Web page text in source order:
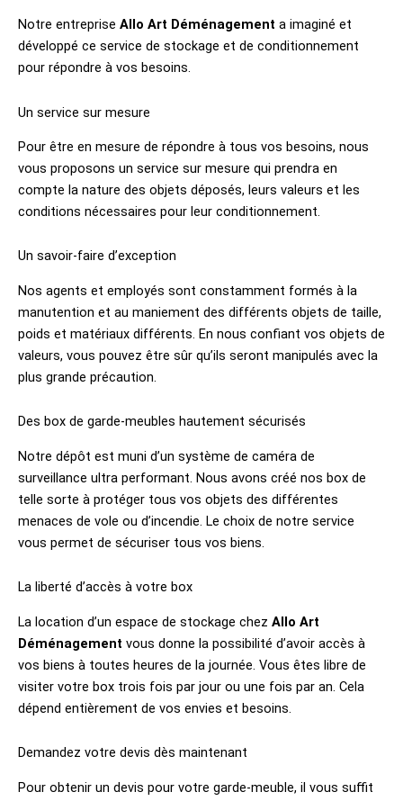
Notre entreprise Allo Art Déménagement a imaginé et
développé ce service de stockage et de conditionnement
pour répondre à vos besoins.
Un service sur mesure
Pour être en mesure de répondre à tous vos besoins, nous
vous proposons un service sur mesure qui prendra en
compte la nature des objets déposés, leurs valeurs et les
conditions nécessaires pour leur conditionnement.
Un savoir-faire d’exception
Nos agents et employés sont constamment formés à la
manutention et au maniement des différents objets de taille,
poids et matériaux différents. En nous confiant vos objets de
valeurs, vous pouvez être sûr qu’ils seront manipulés avec la
plus grande précaution.
Des box de garde-meubles hautement sécurisés
Notre dépôt est muni d’un système de caméra de
surveillance ultra performant. Nous avons créé nos box de
telle sorte à protéger tous vos objets des différentes
menaces de vole ou d’incendie. Le choix de notre service
vous permet de sécuriser tous vos biens.
La liberté d’accès à votre box
La location d’un espace de stockage chez Allo Art
Déménagement vous donne la possibilité d’avoir accès à
vos biens à toutes heures de la journée. Vous êtes libre de
visiter votre box trois fois par jour ou une fois par an. Cela
dépend entièrement de vos envies et besoins.
Demandez votre devis dès maintenant
Pour obtenir un devis pour votre garde-meuble, il vous suffit